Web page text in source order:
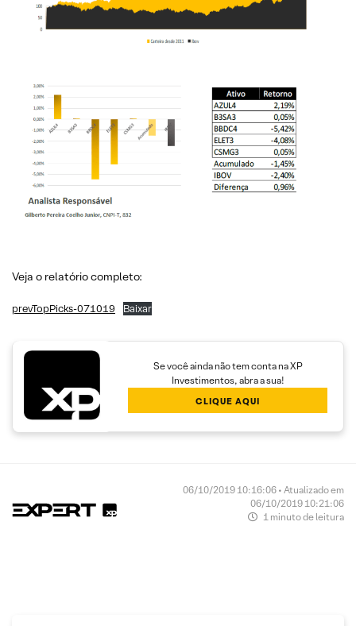
Veja o relatório completo:
prevTopPicks-071019 Baixar
Se você ainda não tem conta na XP
Investimentos, abra a sua!
CLIQUE AQUI
06/10/2019 10:16:06 • Atualizado em
06/10/2019 10:21:06
1 minuto de leitura